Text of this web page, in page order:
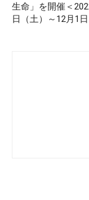
生命」を開催＜
日（土）～12月1